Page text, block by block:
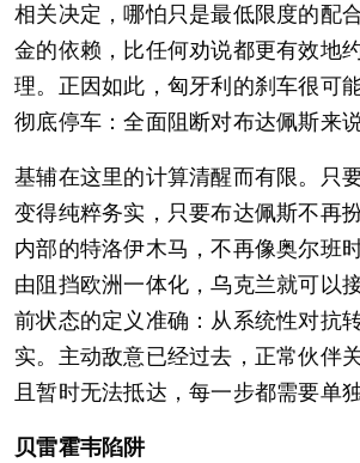
相关决定，哪怕只是最低限度的配
金的依赖，比任何劝说都更有效地
理。正因如此，匈牙利的刹车很可
彻底停车：全面阻断对布达佩斯来
基辅在这里的计算清醒而有限。只
变得纯粹务实，只要布达佩斯不再
内部的特洛伊木马，不再像奥尔班
由阻挡欧洲一体化，乌克兰就可以
前状态的定义准确：从系统性对抗
实。主动敌意已经过去，正常伙伴
且暂时无法抵达，每一步都需要单
贝雷霍韦陷阱